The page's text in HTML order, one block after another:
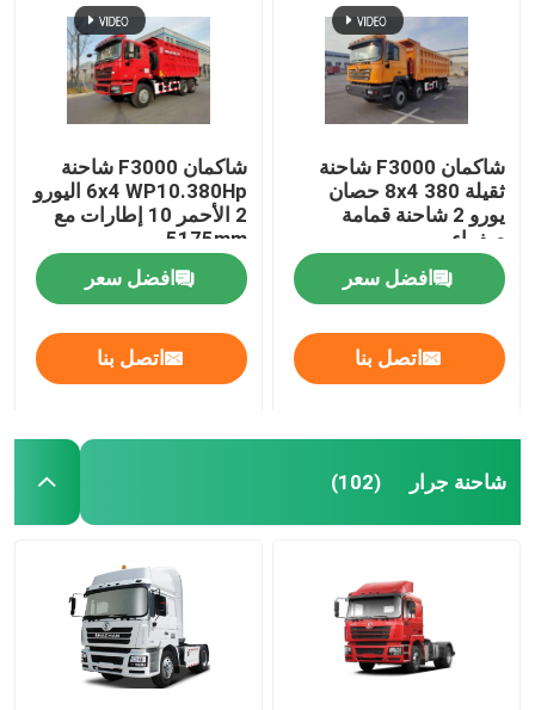
شاحنة لوري
شاحنة شحن رافعة
شاحنات خاصة
شاحنة قمامة خفيفة
شاحنة شحن
شاحنات خزانات النفط
شاحنة قمامة ضغط
شاكمان F3000 شاحنة
ثقيلة 8x4 380 حصان
يورو 2 شاحنة قمامة
صفراء
افضل سعر
اتصل بنا
شاكمان F3000 شاحنة
6x4 WP10.380Hp اليورو
2 الأحمر 10 إطارات مع
5175mm
افضل سعر
اتصل بنا
شاحنة جرار (102)